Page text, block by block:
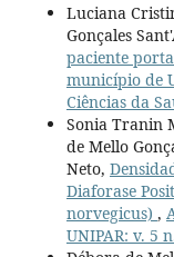
Luciana
Gonçales
paciente
município de
Ciências da
Sonia Tranin
de Mello
Neto,
Diaforase
norvegicus) ,
UNIPAR: v. 5